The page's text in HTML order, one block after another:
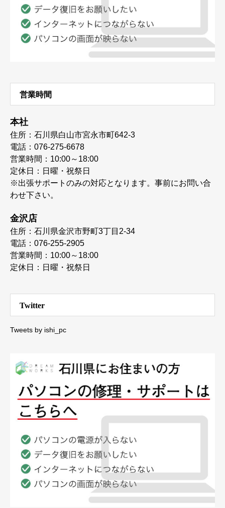
営業時間
本社
住所：石川県白山市宮永市町642-3
電話：076-275-6678
営業時間：10:00～18:00
定休日：日曜・祝祭日
※出張サポートのみの対応となります。事前にお問い合
わせ下さい。
金沢店
住所：石川県金沢市野町3丁目2-34
電話：076-255-2905
営業時間：10:00～18:00
定休日：日曜・祝祭日
Twitter
Tweets by ishi_pc